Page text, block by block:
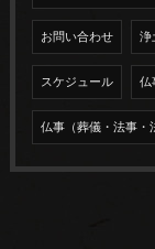
お問い合わせ 浄
スケジュール 仏
仏事（葬儀・法事・